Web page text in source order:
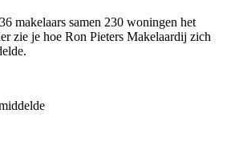
makelaars samen 230 woningen het
zie je hoe Ron Pieters Makelaardij zich